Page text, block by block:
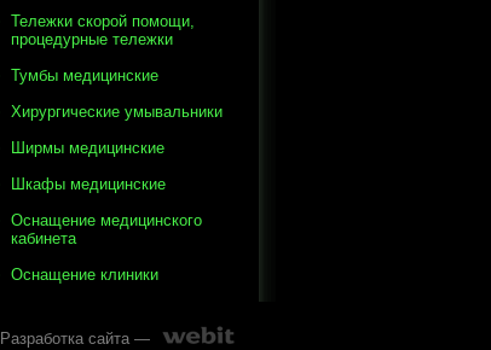
Тележки скорой помощи,
процедурные тележки
Тумбы медицинские
Хирургические умывальники
Ширмы медицинские
Шкафы медицинские
Оснащение медицинского
кабинета
Оснащение клиники
Разработка сайта —